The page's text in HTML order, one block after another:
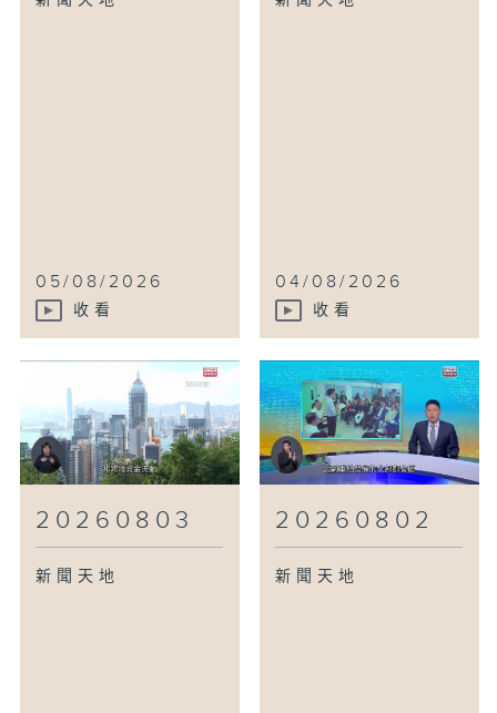
05/08/2026
收看
04/08/2026
收看
20260803
新聞天地
20260802
新聞天地